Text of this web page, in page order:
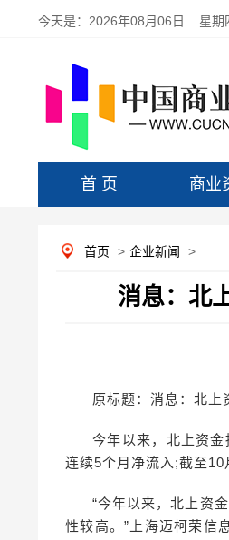
今天是： 2026年08月06日 星期
首 页 商业
首页 > 企业新闻 >
消息：北
原标题：消息：北上
今年以来，北上资
连续5个月净流入;截至10
“今年以来，北上资
性较高。”上海迈柯荣信